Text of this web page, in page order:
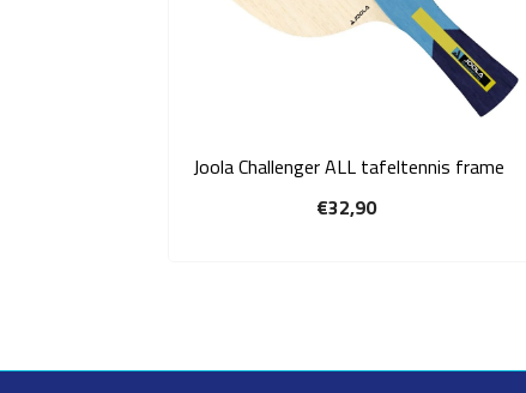
Joola Challenger ALL tafeltennis frame
€32,90